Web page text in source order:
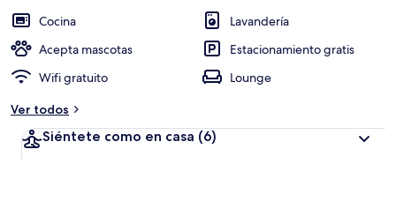
Cocina
Lavandería
Acepta mascotas
Estacionamiento gratis
Wifi gratuito
Lounge
Ver todos
Siéntete como en casa (6)